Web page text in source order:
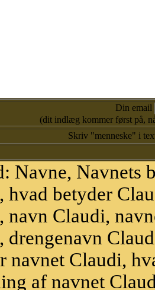
Din email
(dit indlæg kommer først på,
Skriv "menneske" i
Navne, Navnets
hvad betyder
navn Claudi,
drengenavn
navnet Claudi,
af navnet